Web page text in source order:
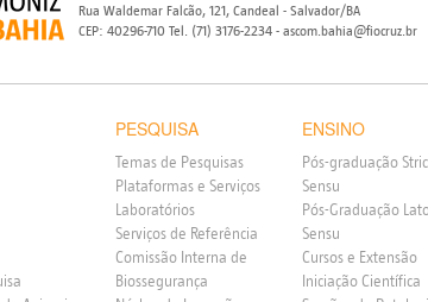
Rua Waldemar Falcão, 121, Candeal - Salvador/BA
CEP: 40296-710 Tel. (71) 3176-2234 - ascom.bahia@fiocruz.br
PESQUISA
Temas de Pesquisas
Plataformas e Serviços
Laboratórios
Serviços de Referência
Comissão Interna de
Biossegurança
ENSINO
Pós-graduação
Sensu
Pós-Graduação
Sensu
Cursos e Extensão
Iniciação Científica